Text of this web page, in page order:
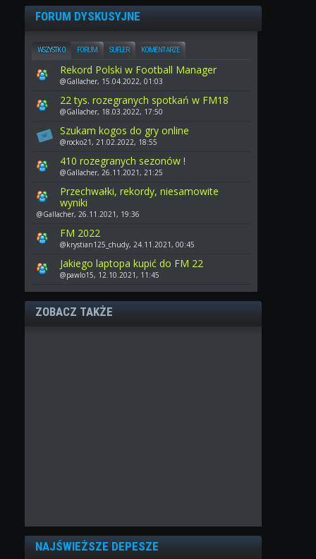
FORUM DYSKUSYJNE
WSZYSTKO FORUM SUFLER KOMENTARZE
Rekord Polski w Football Manager
@Gallacher, 15.04.2022, 01:03
22 tys. rozegranych spotkań w FM18
@Gallacher, 18.03.2022, 17:50
Szukam kogos do gry online
@rocko21, 21.02.2022, 18:55
410 rozegranych sezonów !
@Gallacher, 26.11.2021, 21:25
Przechwałki, rekordy, niesamowite
wyniki
@Gallacher, 26.11.2021, 19:36
FM 2022
@krystian125_chudy, 24.11.2021, 00:45
Jakiego laptopa kupić do FM 22
@pawlo15, 12.10.2021, 11:45
ZOBACZ TAKŻE
NAJŚWIEŻSZE DEPESZE